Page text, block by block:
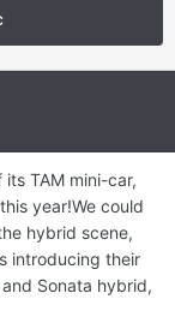
TAM mini-car,
year!We could
hybrid scene,
introducing their
Sonata hybrid,